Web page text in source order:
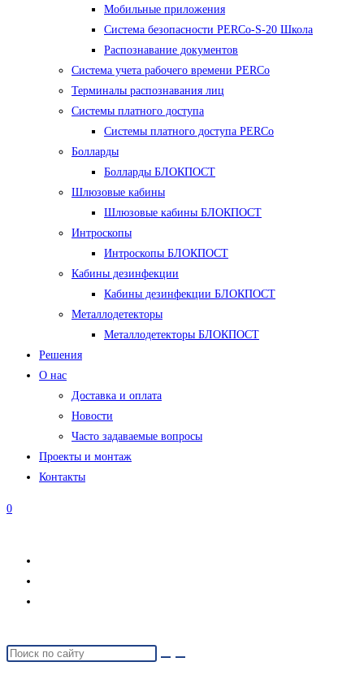
Мобильные приложения
Система безопасности PERCo-S-20 Школа
Распознавание документов
Система учета рабочего времени PERCo
Терминалы распознавания лиц
Cистемы платного доступа
Системы платного доступа PERCo
Болларды
Болларды БЛОКПОСТ
Шлюзовые кабины
Шлюзовые кабины БЛОКПОСТ
Интроскопы
Интроскопы БЛОКПОСТ
Кабины дезинфекции
Кабины дезинфекции БЛОКПОСТ
Металлодетекторы
Металлодетекторы БЛОКПОСТ
Решения
О нас
Доставка и оплата
Новости
Часто задаваемые вопросы
Проекты и монтаж
Контакты
0